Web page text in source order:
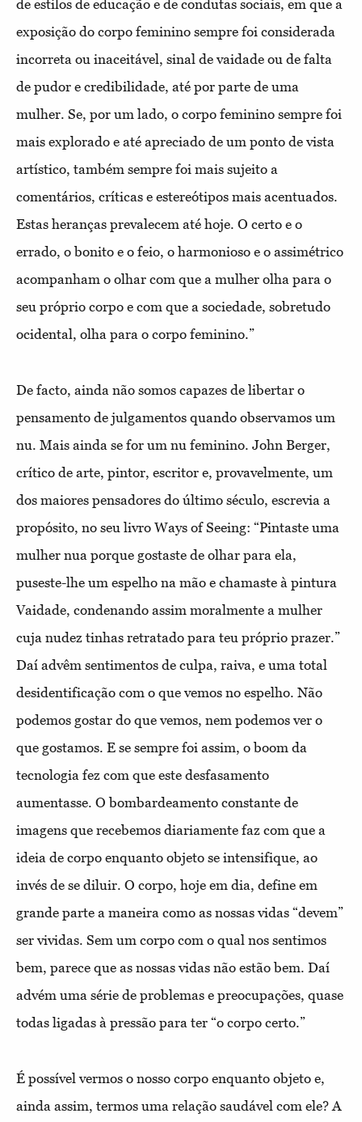
de estilos de educação e de condutas sociais, em que a
exposição do corpo feminino sempre foi considerada
incorreta ou inaceitável, sinal de vaidade ou de falta
de pudor e credibilidade, até por parte de uma
mulher. Se, por um lado, o corpo feminino sempre foi
mais explorado e até apreciado de um ponto de vista
artístico, também sempre foi mais sujeito a
comentários, críticas e estereótipos mais acentuados.
Estas heranças prevalecem até hoje. O certo e o
errado, o bonito e o feio, o harmonioso e o assimétrico
acompanham o olhar com que a mulher olha para o
seu próprio corpo e com que a sociedade, sobretudo
ocidental, olha para o corpo feminino.”
De facto, ainda não somos capazes de libertar o
pensamento de julgamentos quando observamos um
nu. Mais ainda se for um nu feminino. John Berger,
crítico de arte, pintor, escritor e, provavelmente, um
dos maiores pensadores do último século, escrevia a
propósito, no seu livro Ways of Seeing: “Pintaste uma
mulher nua porque gostaste de olhar para ela,
puseste-lhe um espelho na mão e chamaste à pintura
Vaidade, condenando assim moralmente a mulher
cuja nudez tinhas retratado para teu próprio prazer.”
Daí advêm sentimentos de culpa, raiva, e uma total
desidentificação com o que vemos no espelho. Não
podemos gostar do que vemos, nem podemos ver o
que gostamos. E se sempre foi assim, o boom da
tecnologia fez com que este desfasamento
aumentasse. O bombardeamento constante de
imagens que recebemos diariamente faz com que a
ideia de corpo enquanto objeto se intensifique, ao
invés de se diluir. O corpo, hoje em dia, define em
grande parte a maneira como as nossas vidas “devem”
ser vividas. Sem um corpo com o qual nos sentimos
bem, parece que as nossas vidas não estão bem. Daí
advém uma série de problemas e preocupações, quase
todas ligadas à pressão para ter “o corpo certo.”
É possível vermos o nosso corpo enquanto objeto e,
ainda assim, termos uma relação saudável com ele? A